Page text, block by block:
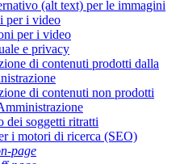
(alt text) per le immagini
per i video
per i video
e privacy
di contenuti prodotti dalla
di contenuti non prodotti
dei soggetti ritratti
i motori di ricerca (SEO)
page